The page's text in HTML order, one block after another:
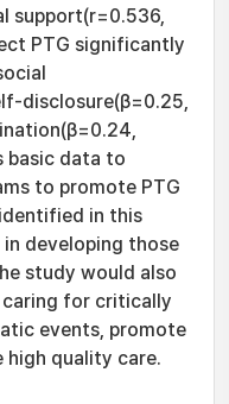
support(r=0.536,
PTG significantly
disclosure(β=0.25,
basic data to
to promote PTG
in this
developing those
study would also
caring for critically
events, promote
high quality care.